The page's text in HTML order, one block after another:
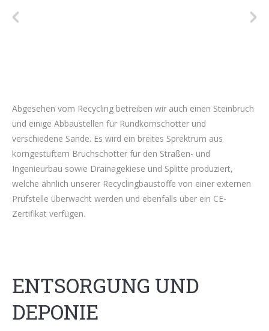
Abgesehen vom Recycling betreiben wir auch einen Steinbruch
und einige Abbaustellen für Rundkornschotter und
verschiedene Sande. Es wird ein breites Sprektrum aus
korngestuftem Bruchschotter für den Straßen- und
Ingenieurbau sowie Drainagekiese und Splitte produziert,
welche ähnlich unserer Recyclingbaustoffe von einer externen
Prüfstelle überwacht werden und ebenfalls über ein CE-
Zertifikat verfügen.
ENTSORGUNG UND
DEPONIE